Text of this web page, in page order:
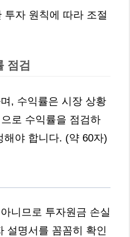
투자 원칙에 따라 조절
점검
, 수익률은 시장 상황
로 수익률을 점검하
해야 합니다. (약 60자)
니므로 투자원금 손실
설명서를 꼼꼼히 확인